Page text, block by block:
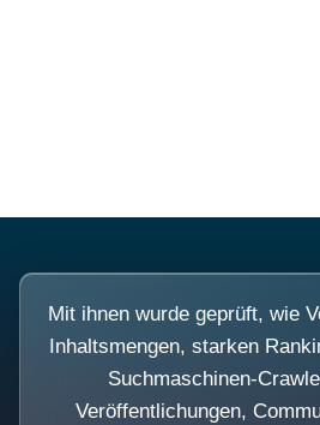
Mit ihnen wurde geprüft, wie
Inhaltsmengen, starken
Suchmaschinen-
Veröffentlichungen,